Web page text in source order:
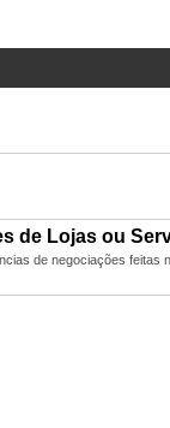
de Lojas ou
de negociações feitas